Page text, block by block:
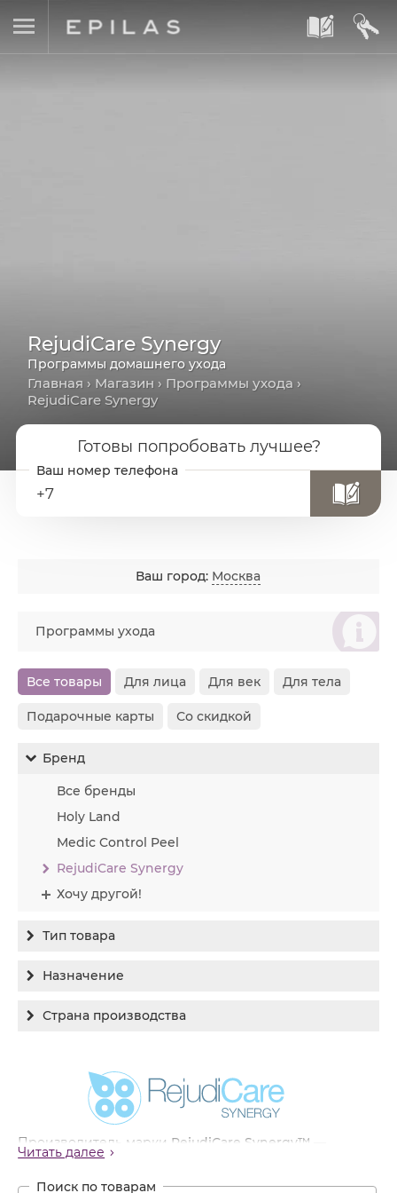
A B
RejudiCare Synergy
Программы домашнего ухода
Главная › Магазин › Программы ухода ›
RejudiCare Synergy
Готовы попробовать лучшее?
+7
Ваш город: Москва
စ
Программы ухода
Все товары Для лица Для век Для тела
Подарочные карты Со скидкой
Бренд
Все бренды
Holy Land
Medic Control Peel
RejudiCare Synergy
Хочу другой!
Тип товара
Бальзам
Концентрат
Крем солнцезащитный
Крем тональный
Лосьон
Назначение
Гиперпигментация
Лечение акне
Обновление кожи
Очищение
Постакне
Страна производства
Канада
Россия
Производитель марки RejudiCare Synergy™
канадская фармацевтическая компания с
многолетним опытом работы на международных
Читать далее